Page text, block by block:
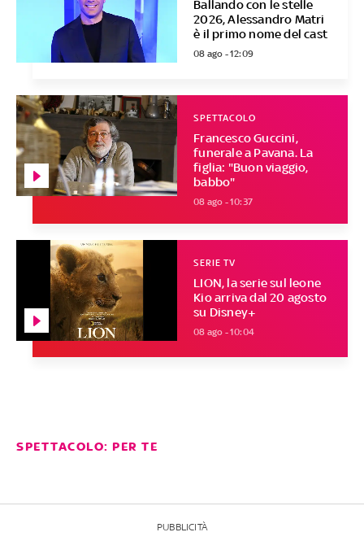
Ballando con le stelle
2026, Alessandro Matri
è il primo nome del cast
08 ago - 12:09
Francesco Guccini,
funerale a Pavana. La
figlia: "Buon viaggio,
babbo"
SPETTACOLO
08 ago - 10:37
LION, la serie sul leone
Kio arriva dal 20 agosto
su Disney+
SERIE TV
08 ago - 10:04
SPETTACOLO: PER TE
PUBBLICITÀ